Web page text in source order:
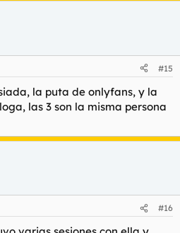
#15
la puta de onlyfans, y la
las 3 son la misma persona
#16